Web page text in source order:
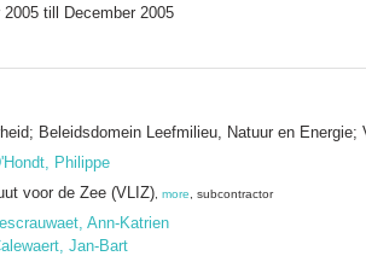
2005 till December 2005
Beleidsdomein Leefmilieu, Natuur en
Philippe
voor de Zee (VLIZ) more , subcontractor
Lescrauwaet, Ann-Katrien
Jan-Bart